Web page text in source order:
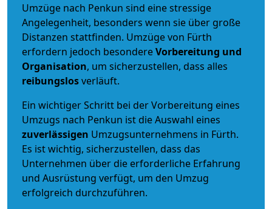
Umzüge nach Penkun sind eine stressige
Angelegenheit, besonders wenn sie über große
Distanzen stattfinden. Umzüge von Fürth
erfordern jedoch besondereVorbereitung und
Organisation, um sicherzustellen, dass alles
reibungslosverläuft.
Ein wichtiger Schritt bei der Vorbereitung eines
Umzugs nach Penkun ist die Auswahl eines
zuverlässigen Umzugsunternehmens in Fürth.
Es ist wichtig, sicherzustellen, dass das
Unternehmen über die erforderliche Erfahrung
und Ausrüstung verfügt, um den Umzug
erfolgreich durchzuführen.